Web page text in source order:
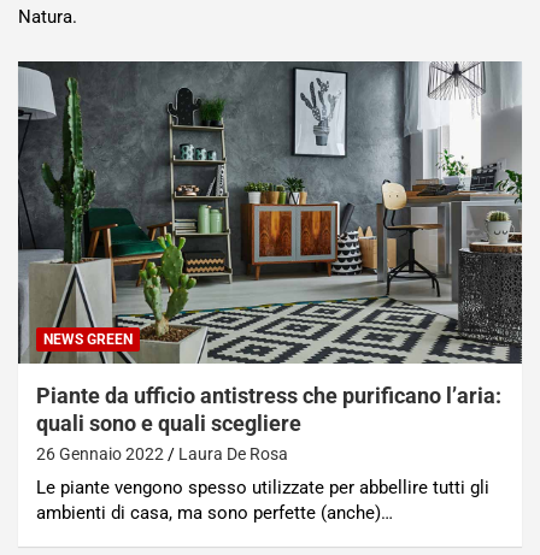
Natura.
NEWS GREEN
Piante da ufficio antistress che purificano l’aria:
quali sono e quali scegliere
26 Gennaio 2022 Laura De Rosa
Le piante vengono spesso utilizzate per abbellire tutti gli
ambienti di casa, ma sono perfette (anche)…